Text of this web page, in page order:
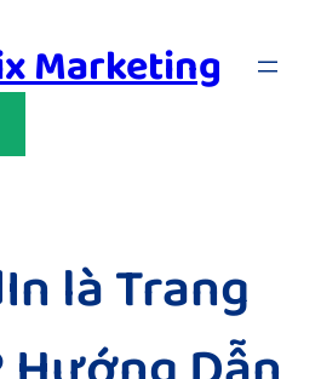
Marketing
là Trang